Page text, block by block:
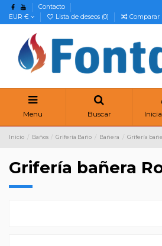
Contacto
EUR €
Lista de deseos (0) Comparar
Menu Buscar
Inicio Baños Grifería Baño Bañera Grifería
Grifería bañera